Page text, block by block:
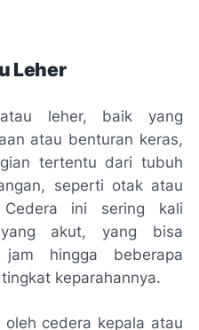
Leher
leher, baik yang
atau benturan keras,
tertentu dari tubuh
seperti otak atau
ini sering kali
akut, yang bisa
jam hingga beberapa
keparahannya.
cedera kepala atau